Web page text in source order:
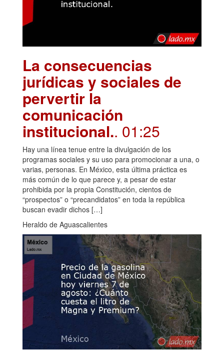
La consecuencias
jurídicas y sociales de
pervertir la
comunicación
institucional.. 01:25
Hay una línea tenue entre la divulgación de los
programas sociales y su uso para promocionar a una, o
varias, personas. En México, esta última práctica es
más común de lo que parece y, a pesar de estar
prohibida por la propia Constitución, cientos de
“prospectos” o “precandidatos” en toda la república
buscan evadir dichos […]
Heraldo de Aguascalientes